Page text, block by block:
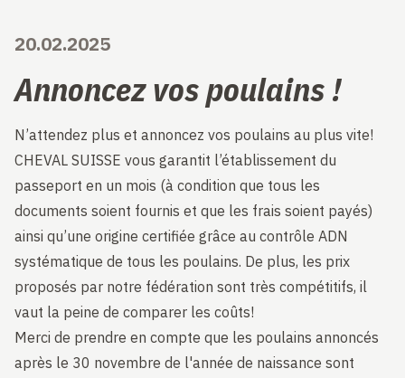
20.02.2025
Annoncez vos poulains !
N’attendez plus et annoncez vos poulains au plus vite!
CHEVAL SUISSE vous garantit l’établissement du
passeport en un mois (à condition que tous les
documents soient fournis et que les frais soient payés)
ainsi qu’une origine certifiée grâce au contrôle ADN
systématique de tous les poulains. De plus, les prix
proposés par notre fédération sont très compétitifs, il
vaut la peine de comparer les coûts!
Merci de prendre en compte que les poulains annoncés
après le 30 novembre de l'année de naissance sont